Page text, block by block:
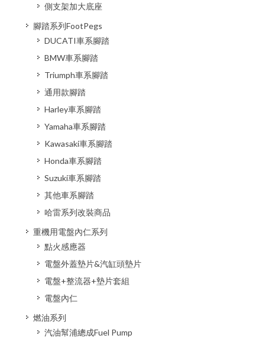
側支架加大底座
腳踏系列FootPegs
DUCATI車系腳踏
BMW車系腳踏
Triumph車系腳踏
通用款腳踏
Harley車系腳踏
Yamaha車系腳踏
Kawasaki車系腳踏
Honda車系腳踏
Suzuki車系腳踏
其他車系腳踏
哈雷系列改裝商品
重機用電盤內仁系列
點火感應器
電盤外蓋墊片&汽缸頭墊片
電盤+整流器+墊片套組
電盤內仁
燃油系列
汽油幫浦總成Fuel Pump